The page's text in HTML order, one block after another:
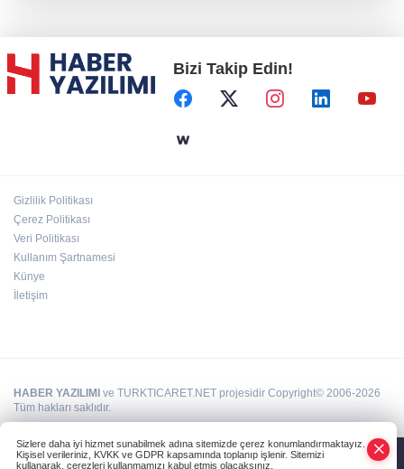
Başkent'in göletlerinde temizlik ve bakım
sürüyor
Bizi Takip Edin!
Gizlilik Politikası
Çerez Politikası
Veri Politikası
Kullanım Şartnamesi
Künye
İletişim
HABER YAZILIMI ve TURKTICARET.NET projesidir Copyright© 2006-2026
Tüm hakları saklıdır.
Sizlere daha iyi hizmet sunabilmek adına sitemizde çerez konumlandırmaktayız.
Kişisel verileriniz, KVKK ve GDPR kapsamında toplanıp işlenir. Sitemizi
kullanarak, çerezleri kullanmamızı kabul etmiş olacaksınız.